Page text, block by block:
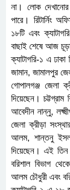
না। লোক
পারে। রিটার্নিং
১৮টি এবং
বাছাই শেষে আজ
ক্যাটাগরি-১ এ ঢাকা
জামান, জামালপুর
গোপালগঞ্জ জেলা
দিয়েছেন। চট্টগ্রাম
আবেদীন নান্নু,
জেলা ক্রীড়া
আলম, শান্তনু
দিয়েছেন। এই তিন
বরিশাল বিভাগ
আলম চৌধুরী এবং